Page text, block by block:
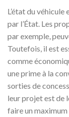
L’état du
par l’État. Les
par exemple,
Toutefois, il est
comme
une prime à la
sorties de
leur projet est de
faire un